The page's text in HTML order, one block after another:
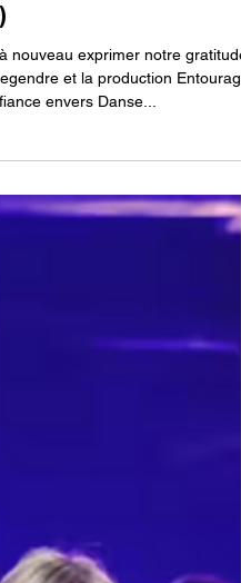
"Et c'est pas fini" (Star
nouveau exprimer notre gratitude